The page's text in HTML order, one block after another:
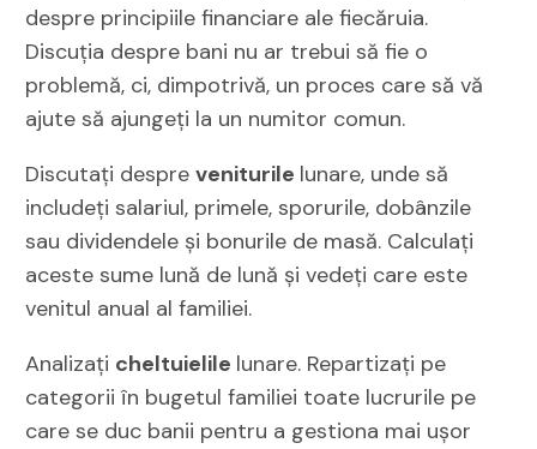
despre principiile financiare ale fiecăruia.
Discuția despre bani nu ar trebui să fie o
problemă, ci, dimpotrivă, un proces care să vă
ajute să ajungeți la un numitor comun.
Discutați despreveniturile lunare, unde să
includeți salariul, primele, sporurile, dobânzile
sau dividendele și bonurile de masă. Calculați
aceste sume lună de lună și vedeți care este
venitul anual al familiei.
Analizați cheltuielile lunare. Repartizați pe
categorii în bugetul familiei toate lucrurile pe
care se duc banii pentru a gestiona mai ușor